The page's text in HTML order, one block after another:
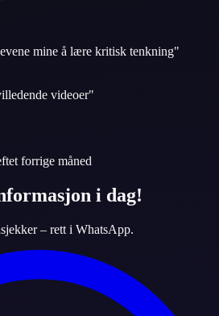
mine å lære kritisk tenkning"
videoer"
forrige måned
i dag!
– rett i WhatsApp.